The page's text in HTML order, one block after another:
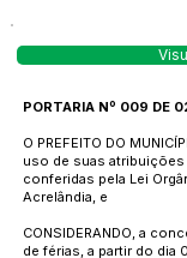
PORTARIA Nº 009 DE
O PREFEITO DO
uso de suas
conferidas pela Lei
Acrelândia, e
CONSIDERANDO, a
de férias, a partir do dia